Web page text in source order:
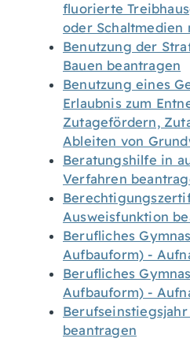
fluorierte
oder Schaltmedien
Benutzung der
Bauen beantragen
Benutzung eines
Erlaubnis zum
Zutagefördern,
Ableiten von
Beratungshilfe in
Verfahren
Ausweisfunktion
Berufliches
Aufbauform) -
Berufliches
Aufbauform) -
beantragen